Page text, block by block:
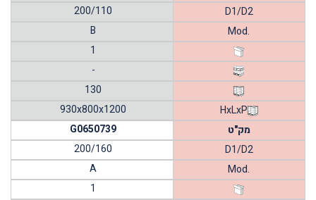
D1/D2
200/110
Mod.
B
1
-
130
HxLxP
930x800x1200
מק"ט
G0650739
D1/D2
200/160
Mod.
A
1